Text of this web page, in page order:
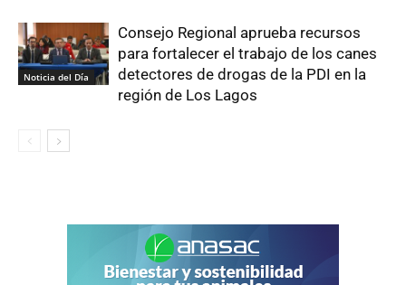
Noticia del Día
Consejo Regional aprueba recursos
para fortalecer el trabajo de los canes
detectores de drogas de la PDI en la
región de Los Lagos